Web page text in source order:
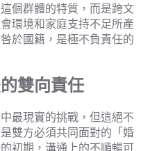
個群體的特質，而是跨文
環境和家庭支持不足所產
於國籍，是極不負責任的
雙向責任
最現實的挑戰，但這絕不
雙方必須共同面對的「婚
初期，溝通上的不順暢可